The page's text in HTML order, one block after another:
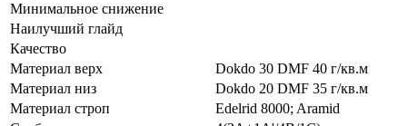
Минимальное снижение
Наилучший глайд
Качество
Материал верх
Dokdo 30 DMF 40 г/кв.м
Материал низ
Dokdo 20 DMF 35 г/кв.м
Материал строп
Edelrid 8000; Aramid